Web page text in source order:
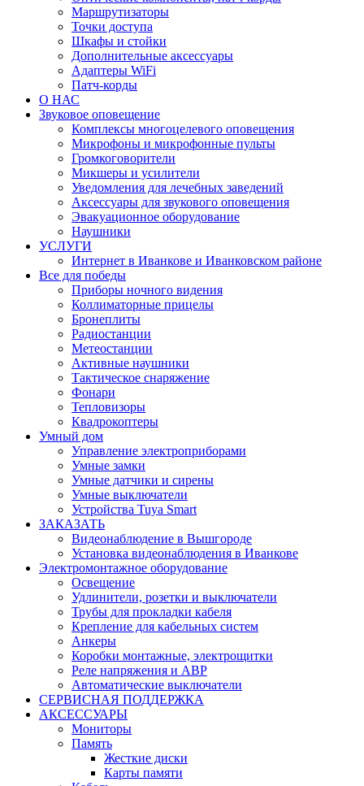
Маршрутизаторы
Точки доступа
Шкафы и стойки
Дополнительные аксессуары
Адаптеры WiFi
Патч-корды
О НАС
Звуковое оповещение
Комплексы многоцелевого оповещения
Микрофоны и микрофонные пульты
Громкоговорители
Микшеры и усилители
Уведомления для лечебных заведений
Аксессуары для звукового оповещения
Эвакуационное оборудование
Наушники
УСЛУГИ
Интернет в Иванкове и Иванковском районе
Все для победы
Приборы ночного видения
Коллиматорные прицелы
Бронеплиты
Радиостанции
Метеостанции
Активные наушники
Тактическое снаряжение
Фонари
Тепловизоры
Квадрокоптеры
Умный дом
Управление электроприборами
Умные замки
Умные датчики и сирены
Умные выключатели
Устройства Tuya Smart
ЗАКАЗАТЬ
Видеонаблюдение в Вышгороде
Установка видеонаблюдения в Иванкове
Электромонтажное оборудование
Освещение
Удлинители, розетки и выключатели
Трубы для прокладки кабеля
Крепление для кабельных систем
Анкеры
Коробки монтажные, электрощитки
Реле напряжения и АВР
Автоматические выключатели
СЕРВИСНАЯ ПОДДЕРЖКА
АКСЕССУАРЫ
Мониторы
Память
Жесткие диски
Карты памяти